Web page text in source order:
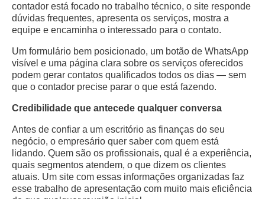
contador está focado no trabalho técnico, o site responde
dúvidas frequentes, apresenta os serviços, mostra a
equipe e encaminha o interessado para o contato.
Um formulário bem posicionado, um botão de WhatsApp
visível e uma página clara sobre os serviços oferecidos
podem gerar contatos qualificados todos os dias — sem
que o contador precise parar o que está fazendo.
Credibilidade que antecede qualquer conversa
Antes de confiar a um escritório as finanças do seu
negócio, o empresário quer saber com quem está
lidando. Quem são os profissionais, qual é a experiência,
quais segmentos atendem, o que dizem os clientes
atuais. Um site com essas informações organizadas faz
esse trabalho de apresentação com muito mais eficiência